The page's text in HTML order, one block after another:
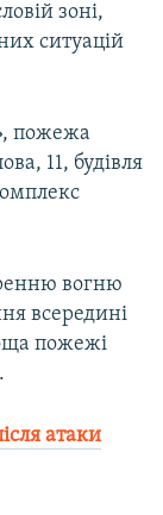
зоні,
ситуацій
пожежа
11, будівля
вогню
всередині
пожежі
атаки